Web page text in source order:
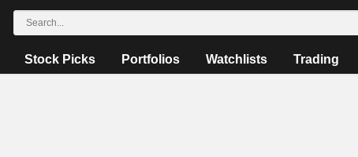
Stock Picks Portfolios Watchlists Trading